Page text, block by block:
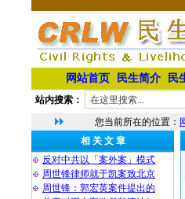
网站首页 民生简介 民
站内搜索：
您当前所在的位置：
相 关 文 章
反对中共以「案外案」模式
周世锋律师就于凯案致北京
周世锋：郭宏英案件提出的